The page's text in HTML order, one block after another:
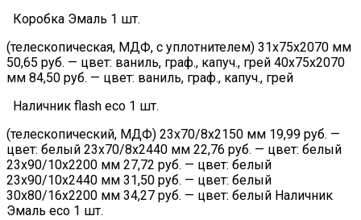
Коробка Эмаль 1 шт.
(телескопическая, МДФ, с уплотнителем) 31х75х2070 мм
50,65 руб. — цвет: ваниль, граф., капуч., грей 40х75х2070
мм 84,50 руб. — цвет: ваниль, граф., капуч., грей
Наличник flash eco 1 шт.
(телескопический, МДФ) 23х70/8х2150 мм 19,99 руб. —
цвет: белый 23х70/8х2440 мм 22,76 руб. — цвет: белый
23х90/10х2200 мм 27,72 руб. — цвет: белый
23х90/10х2440 мм 31,50 руб. — цвет: белый
30х80/16х2200 мм 34,27 руб. — цвет: белый Наличник
Эмаль eco 1 шт.